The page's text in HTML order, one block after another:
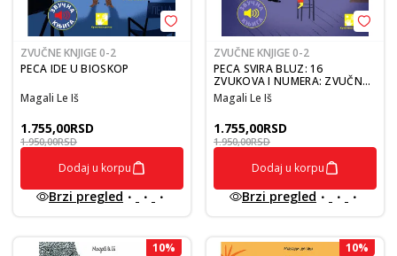
ZVUČNE KNJIGE 0-2
PECA IDE U BIOSKOP
Magali Le Iš
1.755,00RSD
1.950,00RSD
Dodaj u korpu
Brzi pregled
ZVUČNE KNJIGE 0-2
PECA SVIRA BLUZ: 16
ZVUKOVA I NUMERA: ZVUČNA
KNJIGA
Magali Le Iš
1.755,00RSD
1.950,00RSD
Dodaj u korpu
Brzi pregled
10% 10%